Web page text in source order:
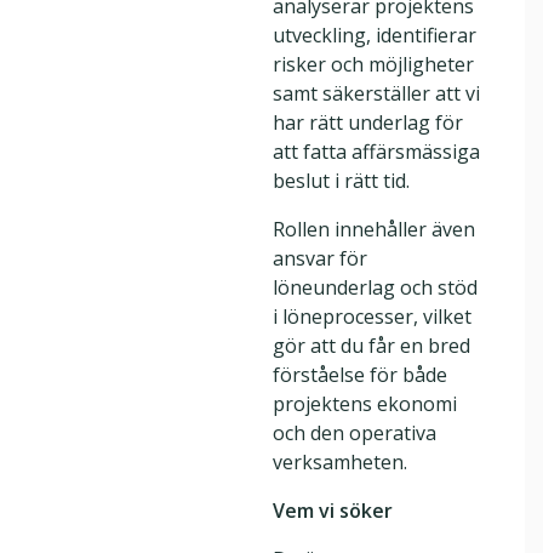
analyserar projektens
utveckling, identifierar
risker och möjligheter
samt säkerställer att vi
har rätt underlag för
att fatta affärsmässiga
beslut i rätt tid.
Rollen innehåller även
ansvar för
löneunderlag och stöd
i löneprocesser, vilket
gör att du får en bred
förståelse för både
projektens ekonomi
och den operativa
verksamheten.
Vem vi söker